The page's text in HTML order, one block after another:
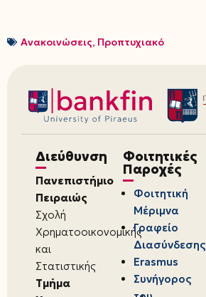
Ανακοινώσεις, Προπτυχιακό
Διεύθυνση
Πανεπιστήμιο
Πειραιώς
Σχολή
Χρηματοοικονομικής
και
Στατιστικής
Τμήμα
Φοιτητικές
Παροχές
Φοιτητική
Μέριμνα
Γραφείο
Διασύνδεσης
Erasmus
Συνήγορος